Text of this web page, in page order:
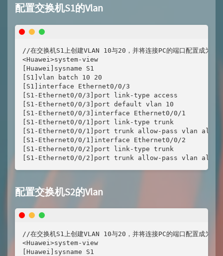
配置交换机S1的Vlan
//在交换机S1上创建VLAN 10与20，并将连接PC的端口配置成为
<Huawei>system-view
[Huawei]sysname S1
[S1]vlan batch 10 20
[S1]interface Ethernet0/0/3
[S1-Ethernet0/0/3]port link-type access
[S1-Ethernet0/0/3]port default vlan 10
[S1-Ethernet0/0/3]interface Ethernet0/0/1
[S1-Ethernet0/0/1]port link-type trunk
[S1-Ethernet0/0/1]port trunk allow-pass vlan all
[S1-Ethernet0/0/1]interface Ethernet0/0/2
[S1-Ethernet0/0/2]port link-type trunk
[S1-Ethernet0/0/2]port trunk allow-pass vlan all
配置交换机S2的Vlan
//在交换机S1上创建VLAN 10与20，并将连接PC的端口配置成为
<Huawei>system-view
[Huawei]sysname S1